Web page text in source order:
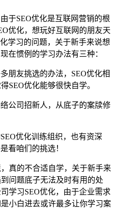
于SEO优化是互联网营销的根
优化，想玩好互联网的朋友天
学习的问题，关于新手来说想
在惯例的学习办法有三种：
朋友挑选的办法，SEO优化相
SEO优化能够很快自学。
公司招新人，从底子的案牍修
优化训练组织，也有资深
看咱们的挑选！
真的不合适自学，关于新手来
问题底子无法及时有用的处
学习SEO优化，由于企业需求
小白进去或许最多让你学习案